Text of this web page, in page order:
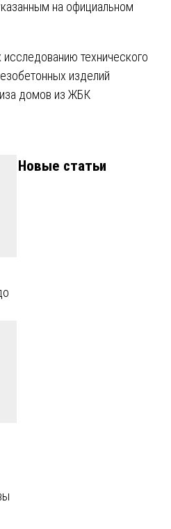
на официальном
технического
изделий
домов из ЖБК
Новые статьи